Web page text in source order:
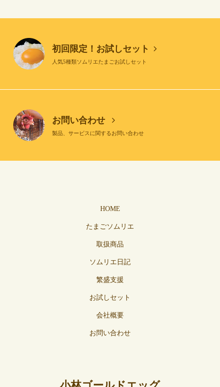
初回限定！お試しセット
人気5種類ソムリエたまごお試しセット
お問い合わせ
製品、サービスに関するお問い合わせ
HOME
たまごソムリエ
取扱商品
ソムリエ日記
繁盛支援
お試しセット
会社概要
お問い合わせ